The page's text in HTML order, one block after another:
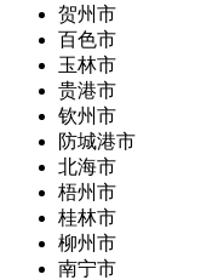
贺州市
百色市
玉林市
贵港市
钦州市
防城港市
北海市
梧州市
桂林市
柳州市
南宁市